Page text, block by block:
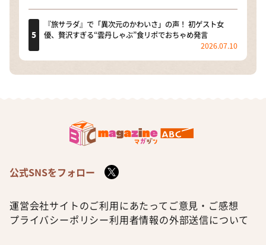
『旅サラダ』で「異次元のかわいさ」の声！ 初ゲスト女
優、贅沢すぎる“雲丹しゃぶ”食リポでおちゃめ発言
2026.07.10
公式SNSをフォロー
運営会社サイトのご利用にあたって ご意見・ご感想
プライバシーポリシー利用者情報の外部送信について